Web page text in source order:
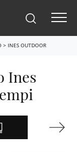
> INES OUTDOOR
Ines